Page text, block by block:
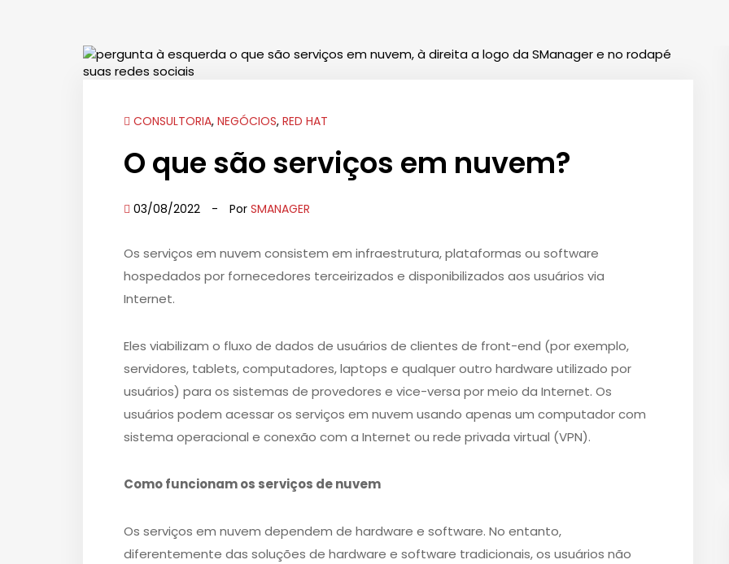
CONSULTORIA, NEGÓCIOS, RED HAT
O que são serviços em nuvem?
03/08/2022 - Por SMANAGER
Os serviços em nuvem consistem em infraestrutura, plataformas ou software
hospedados por fornecedores terceirizados e disponibilizados aos usuários via
Internet.
Eles viabilizam o fluxo de dados de usuários de clientes de front-end (por exemplo,
servidores, tablets, computadores, laptops e qualquer outro hardware utilizado por
usuários) para os sistemas de provedores e vice-versa por meio da Internet. Os
usuários podem acessar os serviços em nuvem usando apenas um computador com
sistema operacional e conexão com a Internet ou rede privada virtual (VPN).
Como funcionam os serviços de nuvem
Os serviços em nuvem dependem de hardware e software. No entanto,
diferentemente das soluções de hardware e software tradicionais, os usuários não